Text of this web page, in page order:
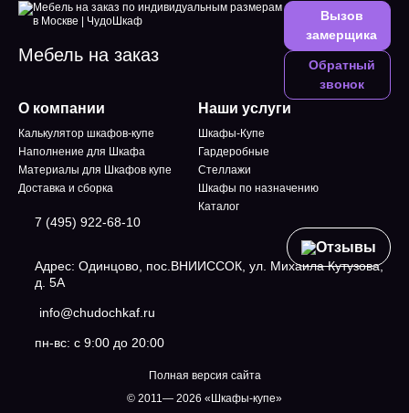
Мебель на заказ
Вызов
замерщика
Обратный
звонок
О компании
Калькулятор шкафов-купе
Наполнение для Шкафа
Материалы для Шкафов купе
Доставка и сборка
Отзывы
Наши услуги
Шкафы-Купе
Гардеробные
Стеллажи
Шкафы по назначению
Каталог
7 (495) 922-68-10
Адрес: Одинцово, пос.ВНИИССОК, ул. Михаила Кутузова,
д. 5А
info@chudochkaf.ru
пн-вс: с 9:00 до 20:00
Полная версия сайта
© 2011— 2026 «Шкафы-купе»